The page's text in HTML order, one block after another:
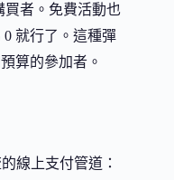
買者。免費活動也
就行了。這種彈
算的參加者。
線上支付管道：